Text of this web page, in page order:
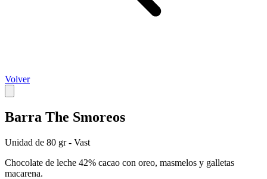
Volver
Barra The Smoreos
Unidad de 80 gr - Vast
Chocolate de leche 42% cacao con oreo, masmelos y galletas
macarena.